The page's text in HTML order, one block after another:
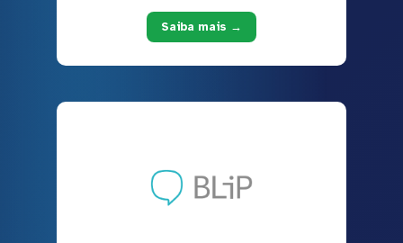
Saiba mais →